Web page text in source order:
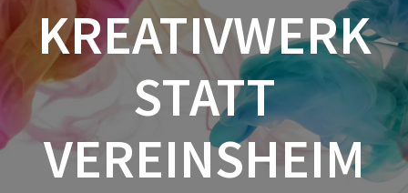
KREATIVWERK
STATT
VEREINSHEIM